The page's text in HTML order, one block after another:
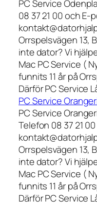
PC Service
08 37 21 00 och E-
Orrspelsvägen 13,
inte dator? Vi
Mac PC Service (
funnits 11 år på
Därför PC Service
PC Service
PC Service
Telefon 08 37 21
Orrspelsvägen 13,
inte dator? Vi
Mac PC Service (
funnits 11 år på
Därför PC Service